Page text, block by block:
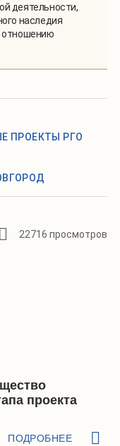
деятельности,
наследия
отношению
ПРОЕКТЫ РГО
22716 просмотров
проекта
ПОДРОБНЕЕ